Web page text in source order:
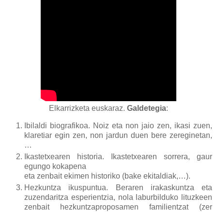
Elkarrizketa euskaraz. Galdetegia:
Ibilaldi biografikoa. Noiz eta non jaio zen, ikasi zuen,
klaretiar egin zen, non jardun duen bere zereginetan,
…
Ikastetxearen historia. Ikastetxearen sorrera, gaur
egungo kokapena
eta zenbait ekimen historiko (bake ekitaldiak,…).
Hezkuntza ikuspuntua. Beraren irakaskuntza eta
zuzendaritza esperientzia, nola laburbilduko lituzkeen
zenbait hezkuntzaproposamen familientzat (zer